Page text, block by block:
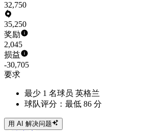
32,750
35,250
奖励
2,045
损益
-30,705
要求
最少 1 名球员 英格兰
球队评分：最低 86 分
用 AI 解决问题